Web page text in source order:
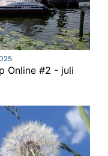
Online #2 - juli